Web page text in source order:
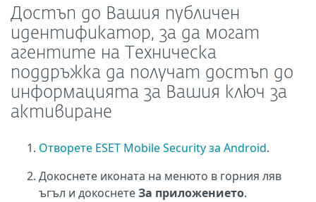
Достъп до Вашия публичен
идентификатор, за да могат
агентите на Техническа
поддръжка да получат достъп до
информацията за Вашия ключ за
активиране
Отворете ESET Mobile Security за Android.
Докоснете иконата на менюто в горния ляв
ъгъл и докоснетеЗа приложението.